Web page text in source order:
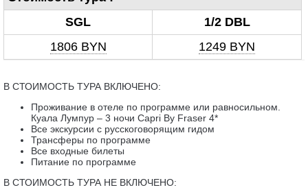
SGL
1/2 DBL
1806 BYN
1249 BYN
В СТОИМОСТЬ ТУРА ВКЛЮЧЕНО:
Проживание в отеле по программе или равносильном.
Куала Лумпур – 3 ночи Capri By Fraser 4*
Все экскурсии с русскоговорящим гидом
Трансферы по программе
Все входные билеты
Питание по программе
В СТОИМОСТЬ ТУРА НЕ ВКЛЮЧЕНО: